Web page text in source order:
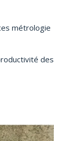
métrologie
des